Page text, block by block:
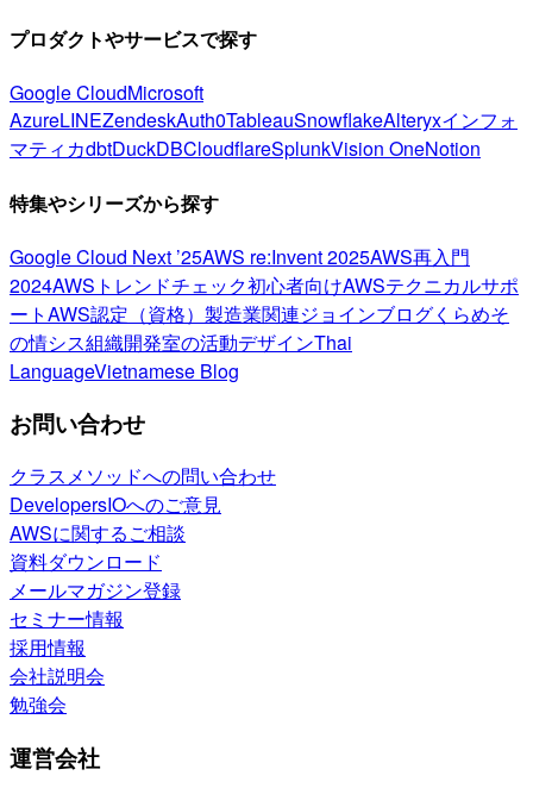
プロダクトやサービスで探す
Google CloudMicrosoft
AzureLINEZendeskAuth0TableauSnowflakeAlteryxインフォ
マティカdbtDuckDBCloudflareSplunkVision OneNotion
特集やシリーズから探す
Google Cloud Next ’25AWS re:Invent 2025AWS再入門
2024AWSトレンドチェック初心者向けAWSテクニカルサポ
ートAWS認定（資格） 製造業関連ジョインブログくらめそ
の情シス組織開発室の活動デザインThai
LanguageVietnamese Blog
お問い合わせ
クラスメソッドへの問い合わせ
DevelopersIOへのご意見
AWSに関するご相談
資料ダウンロード
メールマガジン登録
セミナー情報
採用情報
会社説明会
勉強会
運営会社